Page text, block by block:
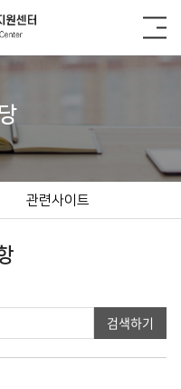
관련사이트
검색하기